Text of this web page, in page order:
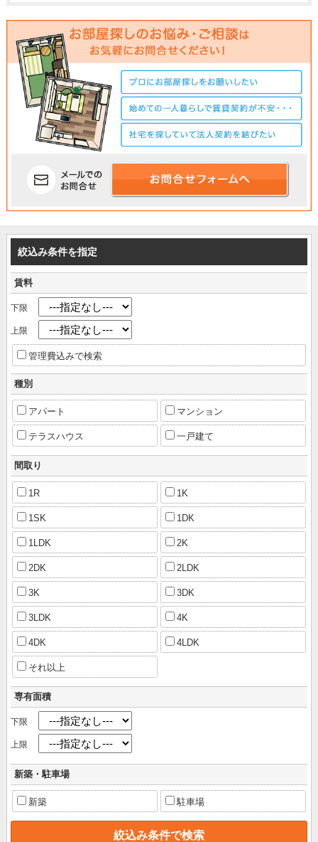
絞込み条件を指定
賃料
下限
上限
管理費込みで検索
種別
アパート マンション
テラスハウス 一戸建て
間取り
1R 1K
1SK 1DK
1LDK 2K
2DK 2LDK
3K 3DK
3LDK 4K
4DK 4LDK
それ以上
専有面積
下限
上限
新築・駐車場
新築 駐車場